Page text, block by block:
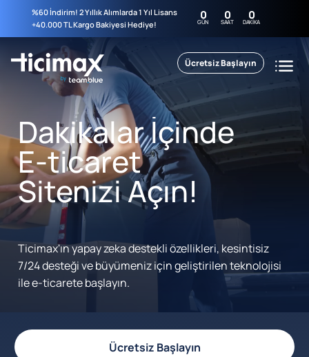
%60 İndirim! 2 Yıllık Alımlarda 1 Yıl Lisans
+40.000 TL Kargo Bakiyesi Hediye!
0
GÜN 0
SAAT 0
DAKIKA
Ücretsiz Başlayın
Dakikalar İçinde
E-ticaret
Sitenizi Açın!
Ticimax'ın yapay zeka destekli özellikleri, kesintisiz
7/24 desteği ve büyümeniz için geliştirilen teknolojisi
ile e-ticarete başlayın.
Ücretsiz Başlayın